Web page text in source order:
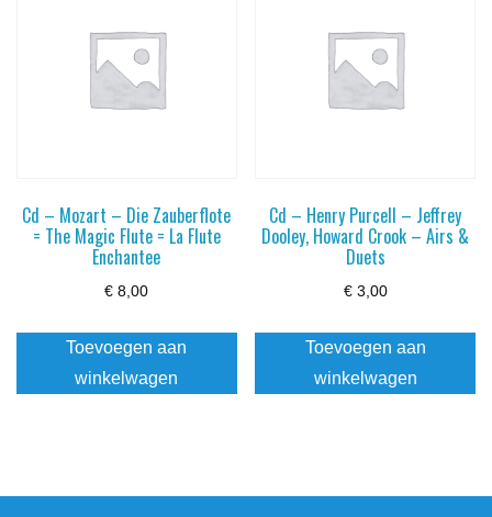
Cd – Mozart – Die Zauberflote
= The Magic Flute = La Flute
Enchantee
€ 8,00
Toevoegen aan
winkelwagen
Cd – Henry Purcell – Jeffrey
Dooley, Howard Crook – Airs &
Duets
€3,00
Toevoegen aan
winkelwagen